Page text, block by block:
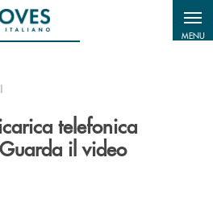
MENU
telefonica
il video